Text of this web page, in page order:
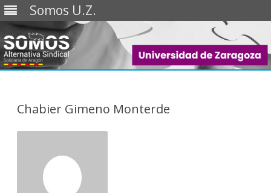
Somos U.Z.
Saltar
Chabier Gimeno Monterde